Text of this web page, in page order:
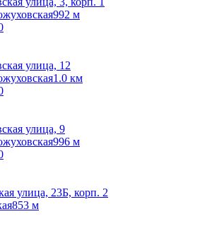
992 м
улица, 12
1.0 км
улица, 9
996 м
улица, 23Б, корп. 2
853 м